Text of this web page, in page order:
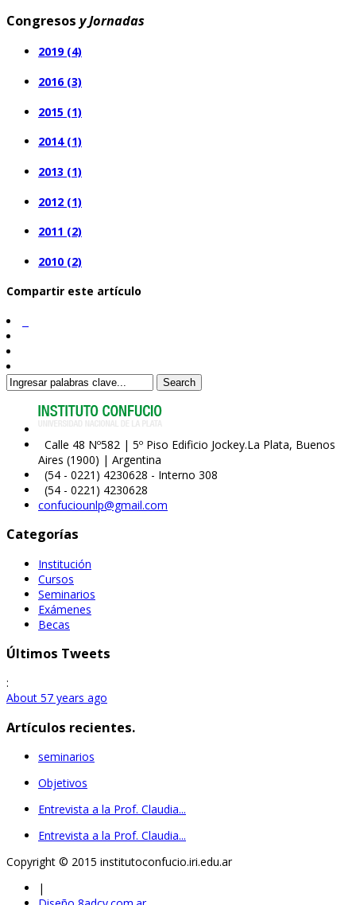
Congresos y Jornadas
2019 (4)
2016 (3)
2015 (1)
2014 (1)
2013 (1)
2012 (1)
2011 (2)
2010 (2)
Compartir este artículo
Search
Calle 48 Nº582 | 5º Piso Edificio Jockey.La Plata, Buenos
Aires (1900) | Argentina
(54 - 0221) 4230628 - Interno 308
(54 - 0221) 4230628
confuciounlp@gmail.com
Categorías
Institución
Cursos
Seminarios
Exámenes
Becas
Últimos Tweets
:
About 57 years ago
Artículos recientes.
seminarios
Objetivos
Entrevista a la Prof. Claudia...
Entrevista a la Prof. Claudia...
Copyright © 2015 institutoconfucio.iri.edu.ar
|